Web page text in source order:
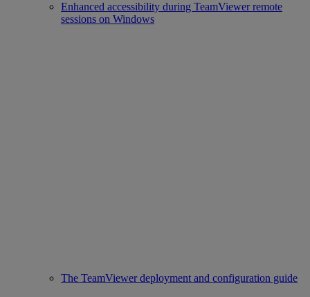
Enhanced accessibility during TeamViewer remote
sessions on Windows
The TeamViewer deployment and configuration guide